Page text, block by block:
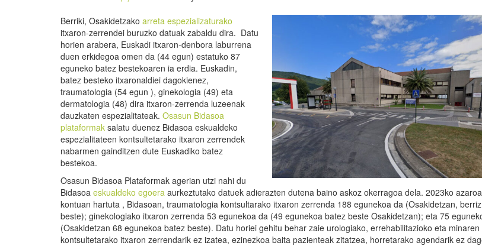
Berriki, Osakidetzako arreta espezializaturako
itxaron-zerrendei buruzko datuak zabaldu dira. Datu
horien arabera, Euskadi itxaron-denbora laburrena
duen erkidegoa omen da (44 egun) estatuko 87
eguneko batez bestekoaren ia erdia. Euskadin,
batez besteko itxaronaldiei dagokienez,
traumatologia (54 egun ), ginekologia (49) eta
dermatologia (48) dira itxaron-zerrenda luzeenak
dauzkaten espezialitateak. Osasun Bidasoa
plataformak salatu duenez Bidasoa eskualdeko
espezialitateen kontsultetarako itxaron zerrendek
nabarmen gainditzen dute Euskadiko batez
bestekoa.
Osasun Bidasoa Plataformak agerian utzi nahi du
Bidasoa eskualdeko egoera aurkeztutako datuek adierazten dutena baino askoz okerragoa dela. 2023ko
kontuan hartuta , Bidasoan, traumatologia kontsultarako itxaron zerrenda 188 egunekoa da (Osakidetzan,
beste); ginekologiako itxaron zerrenda 53 egunekoa da (49 egunekoa batez beste Osakidetzan); eta 75
(Osakidetzan 68 egunekoa batez beste). Datu horiei gehitu behar zaie urologiako, errehabilitazioko eta minaren
kontsultetarako itxaron zerrendarik ez izatea, ezinezkoa baita pazienteak zitatzea, horretarako agendarik ez